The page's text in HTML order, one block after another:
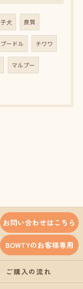
子犬 良質
プードル チワワ
マルプー
お問い合わせはこちら
BOWTYのお客様専用
ご購入の流れ